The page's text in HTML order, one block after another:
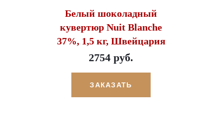
Белый шоколадный
кувертюр Nuit Blanche
37%, 1,5 кг, Швейцария
2754 руб.
ЗАКАЗАТЬ